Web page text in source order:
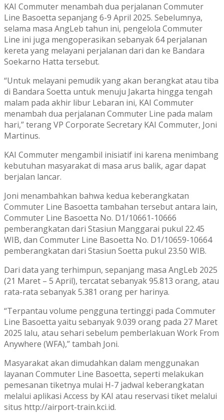
KAI Commuter menambah dua perjalanan Commuter
Line Basoetta sepanjang 6-9 April 2025. Sebelumnya,
selama masa AngLeb tahun ini, pengelola Commuter
Line ini juga mengoperasikan sebanyak 64 perjalanan
kereta yang melayani perjalanan dari dan ke Bandara
Soekarno Hatta tersebut.
“Untuk melayani pemudik yang akan berangkat atau tiba
di Bandara Soetta untuk menuju Jakarta hingga tengah
malam pada akhir libur Lebaran ini, KAI Commuter
menambah dua perjalanan Commuter Line pada malam
hari,” terang VP Corporate Secretary KAI Commuter, Joni
Martinus.
KAI Commuter mengambil inisiatif ini karena menimbang
kebutuhan masyarakat di masa arus balik, agar dapat
berjalan lancar.
Joni menambahkan bahwa kedua keberangkatan
Commuter Line Basoetta tambahan tersebut antara lain,
Commuter Line Basoetta No. D1/10661-10666
pemberangkatan dari Stasiun Manggarai pukul 22.45
WIB, dan Commuter Line Basoetta No. D1/10659-10664
pemberangkatan dari Stasiun Soetta pukul 23.50 WIB.
Dari data yang terhimpun, sepanjang masa AngLeb 2025
(21 Maret – 5 April), tercatat sebanyak 95.813 orang, atau
rata-rata sebanyak 5.381 orang per harinya.
“Terpantau volume pengguna tertinggi pada Commuter
Line Basoetta yaitu sebanyak 9.039 orang pada 27 Maret
2025 lalu, atau sehari sebelum pemberlakuan Work From
Anywhere (WFA),” tambah Joni.
Masyarakat akan dimudahkan dalam menggunakan
layanan Commuter Line Basoetta, seperti melakukan
pemesanan tiketnya mulai H-7 jadwal keberangkatan
melalui aplikasi Access by KAI atau reservasi tiket melalui
situs http://airport-train.kci.id.